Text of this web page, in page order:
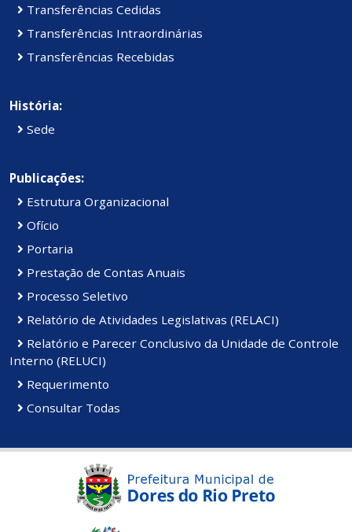
Transferências Cedidas
Transferências Intraordinárias
Transferências Recebidas
História:
Sede
Publicações:
Estrutura Organizacional
Ofício
Portaria
Prestação de Contas Anuais
Processo Seletivo
Relatório de Atividades Legislativas (RELACI)
Relatório e Parecer Conclusivo da Unidade de Controle
Interno (RELUCI)
Requerimento
Consultar Todas